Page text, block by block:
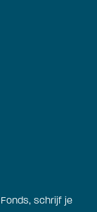
schrijf je